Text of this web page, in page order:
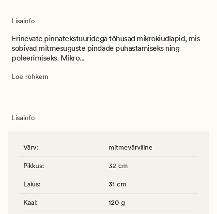
Lisainfo
Erinevate pinnatekstuuridega tõhusad mikrokiudlapid, mis
sobivad mitmesuguste pindade puhastamiseks ning
poleerimiseks. Mikro...
Loe rohkem
Lisainfo
Värv: mitmevärviline
Pikkus: 32 cm
Laius: 31 cm
Kaal: 120 g